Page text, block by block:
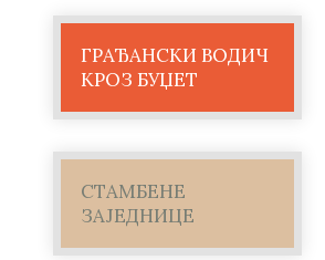
ГРАЂАНСКИ ВОДИЧ
КРОЗ БУЏЕТ
СТАМБЕНЕ
ЗАЈЕДНИЦЕ